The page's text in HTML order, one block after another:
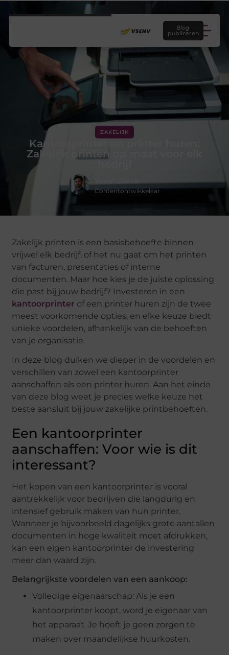
Blog
publiceren
ZAKELIJK
Kantoorprinter en printer huren:
Zakelijk printen op maat voor elk
Contentontwikkelaar
Zakelijk printen is een basisbehoefte binnen
vrijwel elk bedrijf, of het nu gaat om het printen
van facturen, presentaties of interne
documenten. Maar hoe kies je de juiste oplossing
die past bij jouw bedrijf? Investeren in een
kantoorprinter of een printer huren zijn de twee
meest voorkomende opties, en elke keuze biedt
unieke voordelen, afhankelijk van de behoeften
van je organisatie.
In deze blog duiken we dieper in de voordelen en
verschillen van zowel een kantoorprinter
aanschaffen als een printer huren. Aan het einde
van deze blog weet je precies welke keuze het
beste aansluit bij jouw zakelijke printbehoeften.
Een kantoorprinter
aanschaffen: Voor wie is dit
interessant?
Het kopen van een kantoorprinter is vooral
aantrekkelijk voor bedrijven die langdurig en
intensief gebruik maken van hun printer.
Wanneer je bijvoorbeeld dagelijks grote aantallen
documenten in hoge kwaliteit moet afdrukken,
kan een eigen kantoorprinter de investering
meer dan waard zijn.
Belangrijkste voordelen van een aankoop:
Volledige eigenaarschap: Als je een
kantoorprinter koopt, word je eigenaar van
het apparaat. Je hoeft je geen zorgen te
maken over maandelijkse huurkosten.